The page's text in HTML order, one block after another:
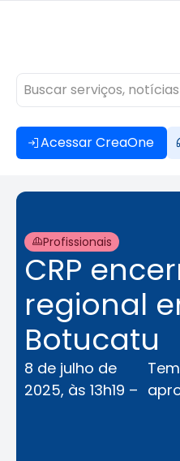
Acessar CreaOne
Profissionais
CRP
regional
Botucatu
8 de julho de
2025, às 13h19 –